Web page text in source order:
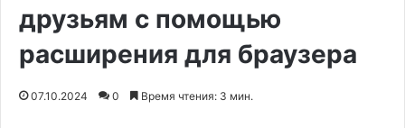
друзьям с помощью
расширения для браузера
07.10.2024 0 Время чтения: 3 мин.